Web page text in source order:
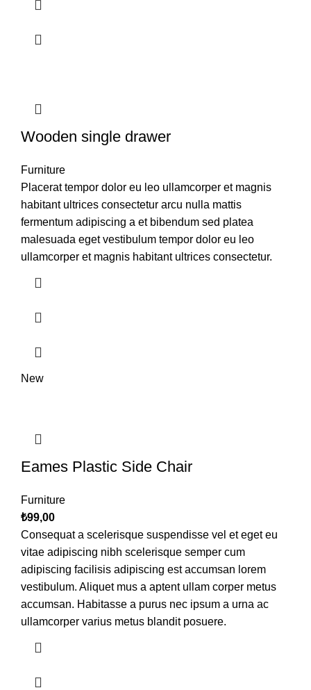
Wooden single drawer
Furniture
Placerat tempor dolor eu leo ullamcorper et magnis
habitant ultrices consectetur arcu nulla mattis
fermentum adipiscing a et bibendum sed platea
malesuada eget vestibulum tempor dolor eu leo
ullamcorper et magnis habitant ultrices consectetur.
New
Eames Plastic Side Chair
Furniture
₺99,00
Consequat a scelerisque suspendisse vel et eget eu
vitae adipiscing nibh scelerisque semper cum
adipiscing facilisis adipiscing est accumsan lorem
vestibulum. Aliquet mus a aptent ullam corper metus
accumsan. Habitasse a purus nec ipsum a urna ac
ullamcorper varius metus blandit posuere.